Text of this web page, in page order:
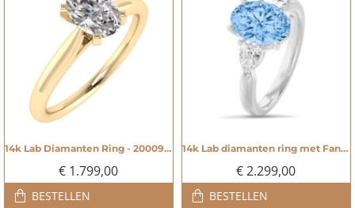
NIEUW14k Lab Diamanten Ring - 20009134
€ 1.799,00
BESTELLEN
NIEUW14k Lab diamanten ring met Fancy Vivid Blue - 20009135
€ 2.299,00
BESTELLEN